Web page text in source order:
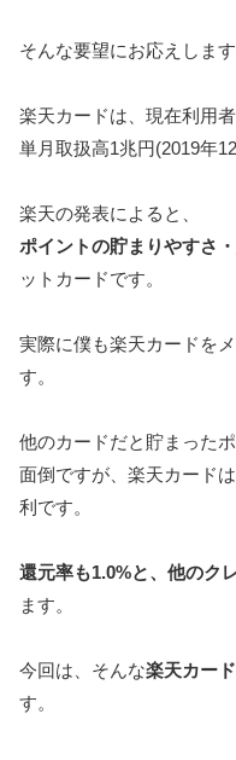
そんな要望にお応えします
楽天カードは、現在利用者
単月取扱高1兆円(2019年
楽天の発表によると、
ポイントの貯まりやすさ
ットカードです。
実際に僕も楽天カードを
す。
他のカードだと貯まった
面倒ですが、楽天カード
利です。
還元率も1.0%と、他のク
ます。
今回は、そんな楽天カー
す。